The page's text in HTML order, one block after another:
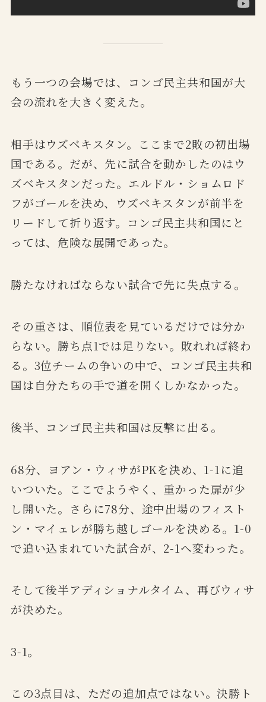
もう一つの会場では、コンゴ民主共和国が大
会の流れを大きく変えた。
相手はウズベキスタン。ここまで2敗の初出場
国である。だが、先に試合を動かしたのはウ
ズベキスタンだった。エルドル・ショムロド
フがゴールを決め、ウズベキスタンが前半を
リードして折り返す。コンゴ民主共和国にと
っては、危険な展開であった。
勝たなければならない試合で先に失点する。
その重さは、順位表を見ているだけでは分か
らない。勝ち点1では足りない。敗れれば終わ
る。3位チームの争いの中で、コンゴ民主共和
国は自分たちの手で道を開くしかなかった。
後半、コンゴ民主共和国は反撃に出る。
68分、ヨアン・ウィサがPKを決め、1-1に追
いついた。ここでようやく、重かった扉が少
し開いた。さらに78分、途中出場のフィスト
ン・マイェレが勝ち越しゴールを決める。1-0
で追い込まれていた試合が、2-1へ変わった。
そして後半アディショナルタイム、再びウィサ
が決めた。
3-1。
この3点目は、ただの追加点ではない。決勝ト